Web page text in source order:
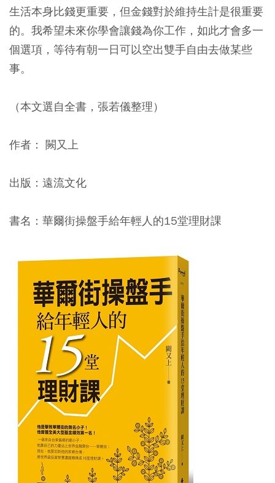
生活本身比錢更重要，但金錢對於維持生計是很重要
的。我希望未來你學會讓錢為你工作，如此才會多一
個選項，等待有朝一日可以空出雙手自由去做某些
事。
（本文選自全書，張若儀整理）
作者： 闕又上
出版：遠流文化
書名：華爾街操盤手給年輕人的15堂理財課